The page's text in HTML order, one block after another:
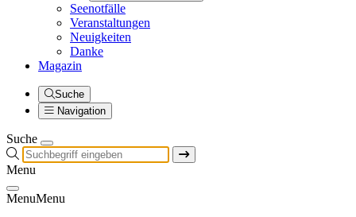
Seenotfälle
Veranstaltungen
Neuigkeiten
Danke
Magazin
Suche
Navigation
Suche
Menu
MenuMenu